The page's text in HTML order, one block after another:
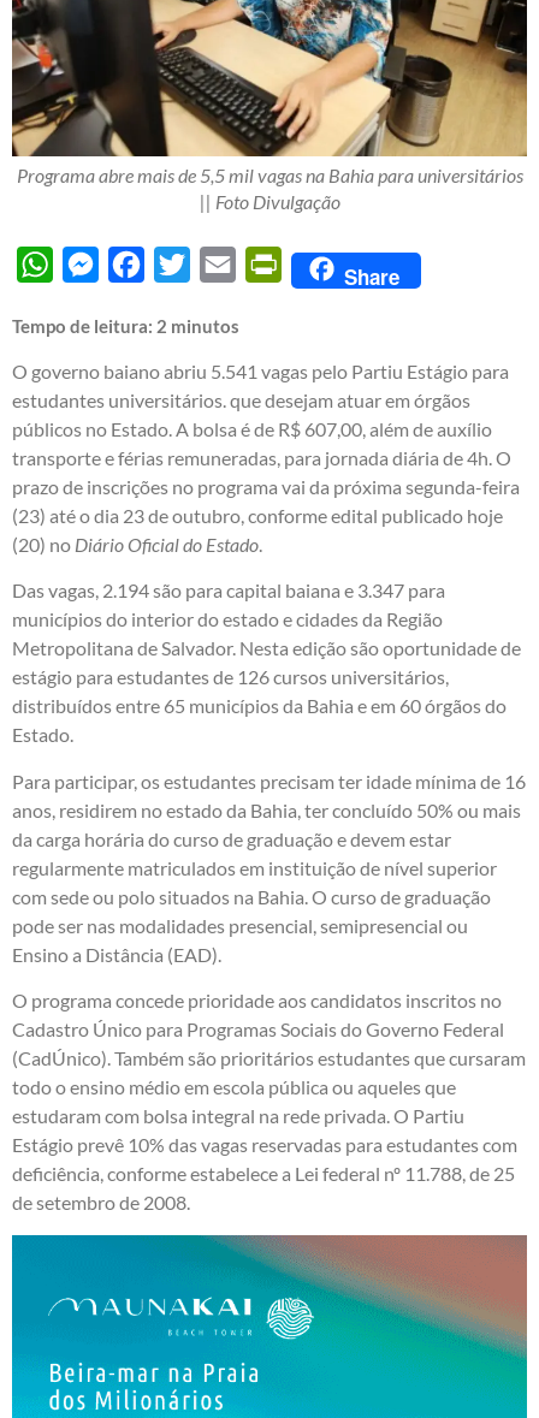
Programa abre mais de 5,5 mil vagas na Bahia para universitários
|| Foto Divulgação
WhatsAppMessengerFacebook
Twitter Email PrintFriendly
Share
Tempo de leitura: 2 minutos
O governo baiano abriu 5.541 vagas pelo Partiu Estágio para
estudantes universitários. que desejam atuar em órgãos
públicos no Estado. A bolsa é de R$ 607,00, além de auxílio
transporte e férias remuneradas, para jornada diária de 4h. O
prazo de inscrições no programa vai da próxima segunda-feira
(23) até o dia 23 de outubro, conforme edital publicado hoje
(20) no Diário Oficial do Estado.
Das vagas, 2.194 são para capital baiana e 3.347 para
municípios do interior do estado e cidades da Região
Metropolitana de Salvador. Nesta edição são oportunidade de
estágio para estudantes de 126 cursos universitários,
distribuídos entre 65 municípios da Bahia e em 60 órgãos do
Estado.
Para participar, os estudantes precisam ter idade mínima de 16
anos, residirem no estado da Bahia, ter concluído 50% ou mais
da carga horária do curso de graduação e devem estar
regularmente matriculados em instituição de nível superior
com sede ou polo situados na Bahia. O curso de graduação
pode ser nas modalidades presencial, semipresencial ou
Ensino a Distância (EAD).
O programa concede prioridade aos candidatos inscritos no
Cadastro Único para Programas Sociais do Governo Federal
(CadÚnico). Também são prioritários estudantes que cursaram
todo o ensino médio em escola pública ou aqueles que
estudaram com bolsa integral na rede privada. O Partiu
Estágio prevê 10% das vagas reservadas para estudantes com
deficiência, conforme estabelece a Lei federal nº 11.788, de 25
de setembro de 2008.